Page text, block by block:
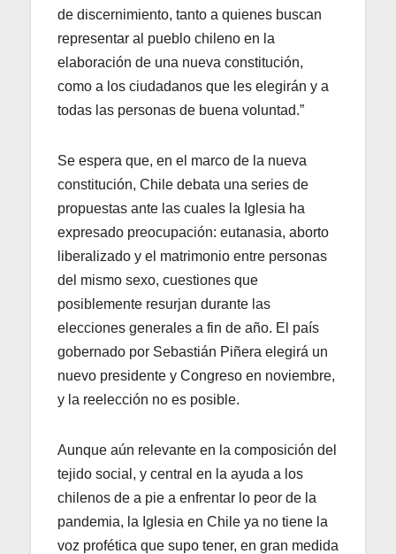
de discernimiento, tanto a quienes buscan
representar al pueblo chileno en la
elaboración de una nueva constitución,
como a los ciudadanos que les elegirán y a
todas las personas de buena voluntad.”
Se espera que, en el marco de la nueva
constitución, Chile debata una series de
propuestas ante las cuales la Iglesia ha
expresado preocupación: eutanasia, aborto
liberalizado y el matrimonio entre personas
del mismo sexo, cuestiones que
posiblemente resurjan durante las
elecciones generales a fin de año. El país
gobernado por Sebastián Piñera elegirá un
nuevo presidente y Congreso en noviembre,
y la reelección no es posible.
Aunque aún relevante en la composición del
tejido social, y central en la ayuda a los
chilenos de a pie a enfrentar lo peor de la
pandemia, la Iglesia en Chile ya no tiene la
voz profética que supo tener, en gran medida